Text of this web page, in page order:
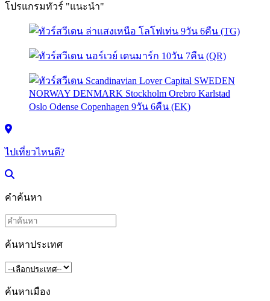
โปรแกรมทัวร์ "แนะนำ"
ไปเที่ยวไหนดี?
คำค้นหา
ค้นหาประเทศ
ค้นหาเมือง